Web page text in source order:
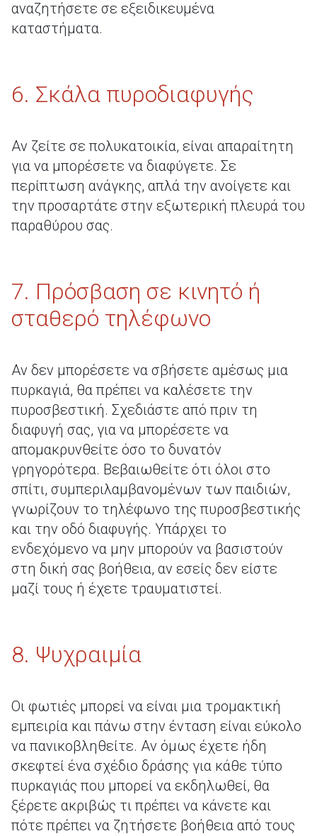
αναζητήσετε σε εξειδικευμένα
καταστήματα.
6. Σκάλα πυροδιαφυγής
Αν ζείτε σε πολυκατοικία, είναι απαραίτητη
για να μπορέσετε να διαφύγετε. Σε
περίπτωση ανάγκης, απλά την ανοίγετε και
την προσαρτάτε στην εξωτερική πλευρά του
παραθύρου σας.
7. Πρόσβαση σε κινητό ή
σταθερό τηλέφωνο
Αν δεν μπορέσετε να σβήσετε αμέσως μια
πυρκαγιά, θα πρέπει να καλέσετε την
πυροσβεστική. Σχεδιάστε από πριν τη
διαφυγή σας, για να μπορέσετε να
απομακρυνθείτε όσο το δυνατόν
γρηγορότερα. Βεβαιωθείτε ότι όλοι στο
σπίτι, συμπεριλαμβανομένων των παιδιών,
γνωρίζουν το τηλέφωνο της πυροσβεστικής
και την οδό διαφυγής. Υπάρχει το
ενδεχόμενο να μην μπορούν να βασιστούν
στη δική σας βοήθεια, αν εσείς δεν είστε
μαζί τους ή έχετε τραυματιστεί.
8. Ψυχραιμία
Οι φωτιές μπορεί να είναι μια τρομακτική
εμπειρία και πάνω στην ένταση είναι εύκολο
να πανικοβληθείτε. Αν όμως έχετε ήδη
σκεφτεί ένα σχέδιο δράσης για κάθε τύπο
πυρκαγιάς που μπορεί να εκδηλωθεί, θα
ξέρετε ακριβώς τι πρέπει να κάνετε και
πότε πρέπει να ζητήσετε βοήθεια από τους